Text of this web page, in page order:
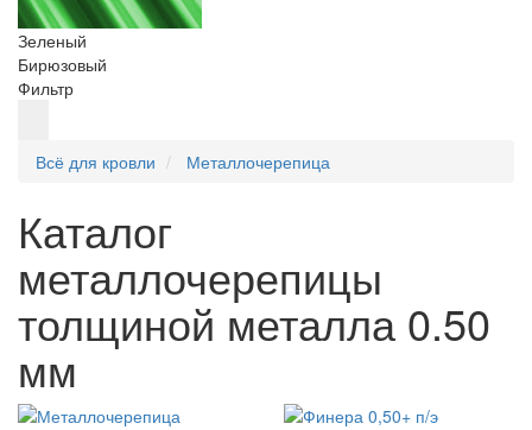
Зеленый
Бирюзовый
Фильтр
Всё для кровли Металлочерепица
Каталог
металлочерепицы
толщиной металла 0.50
мм